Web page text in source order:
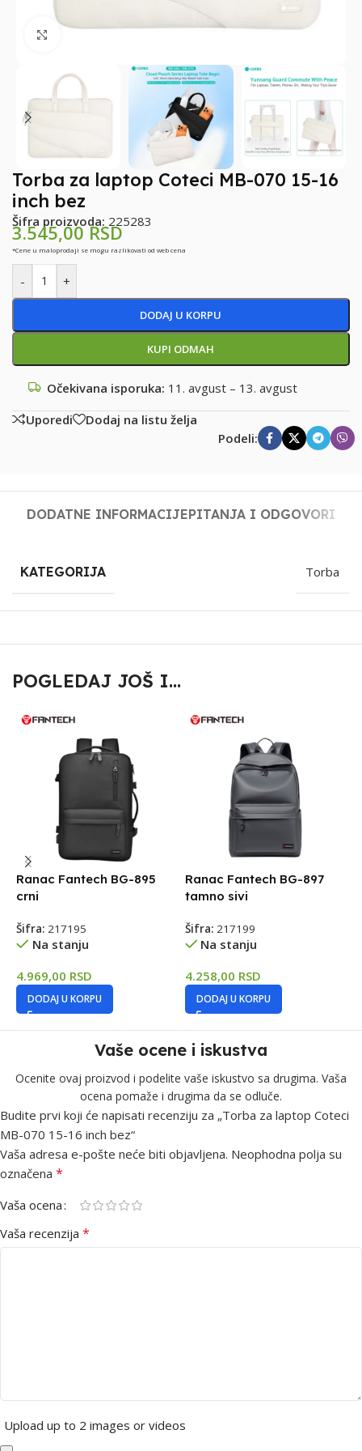
Klikni za uvećanje
Torba za laptop Coteci MB-070 15-16
inch bez
Šifra proizvoda: 225283
3.545,00RSD
*Cene u maloprodaji se mogu razlikovati od web cena
- +
DODAJ U KORPU
KUPI ODMAH
Očekivana isporuka: 11. avgust – 13. avgust
Uporedi
Dodaj na listu želja
Podeli:
DODATNE INFORMACIJEPITANJA I ODGOVORI
KATEGORIJA Torba
POGLEDAJ JOŠ I...
Ranac Fantech BG-895
crni
Šifra: 217195
Na stanju
4.969,00 RSD
DODAJ U KORPU
Ranac Fantech BG-897
tamno sivi
Šifra: 217199
Na stanju
4.258,00 RSD
DODAJ U KORPU
Vaše ocene i iskustva
Ocenite ovaj proizvod i podelite vaše iskustvo sa drugima. Vaša
ocena pomaže i drugima da se odluče.
Budite prvi koji će napisati recenziju za „Torba za laptop Coteci
MB-070 15-16 inch bez“
Vaša adresa e-pošte neće biti objavljena. Neophodna polja su
označena *
Vaša ocena
Vaša recenzija *
Upload up to 2 images or videos